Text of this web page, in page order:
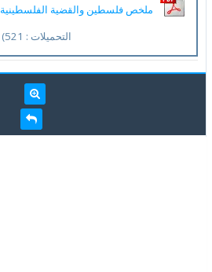
ملخص فلسطين والقضية الفلسطينية.pdf
التحميلات : 521)